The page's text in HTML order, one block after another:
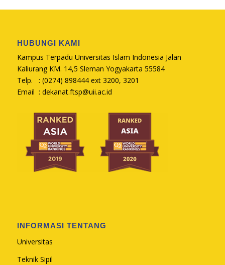
HUBUNGI KAMI
Kampus Terpadu Universitas Islam Indonesia Jalan
Kaliurang KM. 14,5 Sleman Yogyakarta 55584
Telp. : (0274) 898444 ext 3200, 3201
Email : dekanat.ftsp@uii.ac.id
INFORMASI TENTANG
Universitas
Teknik Sipil